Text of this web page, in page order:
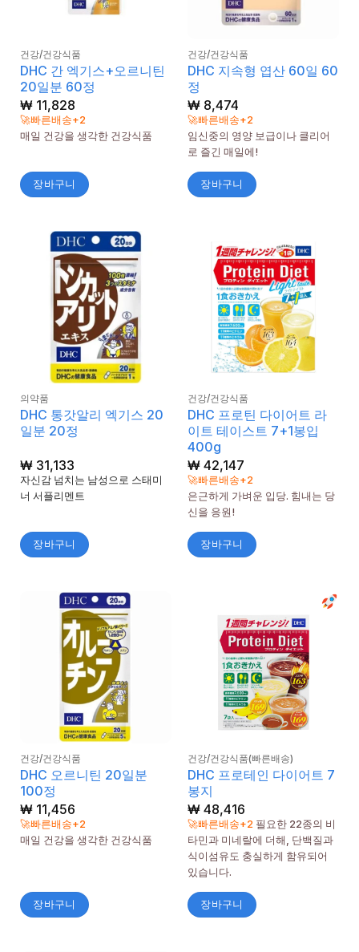
건강/건강식품
DHC 간 엑기스+오르니틴
20일분 60정
₩11,828
🚀빠른배송+2
매일 건강을 생각한 건강식품
장바구니
건강/건강식품
DHC 지속형 엽산 60일 60
정
₩8,474
🚀빠른배송+2
임신중의 영양 보급이나 클리어
로 즐긴 매일에!
장바구니
의약품
DHC 통갓알리 엑기스 20
일분 20정
₩31,133
자신감 넘치는 남성으로 스태미
너 서플리멘트
장바구니
건강/건강식품
DHC 프로틴 다이어트 라
이트 테이스트 7+1봉입
400g
₩42,147
🚀빠른배송+2
은근하게 가벼운 입당. 힘내는 당
신을 응원!
장바구니
건강/건강식품
DHC 오르니틴 20일분
100정
₩11,456
🚀빠른배송+2
매일 건강을 생각한 건강식품
장바구니
건강/건강식품(빠른배송)
DHC 프로테인 다이어트 7
봉지
₩48,416
🚀빠른배송+2필요한 22종의 비
타민과 미네랄에 더해, 단백질과
식이섬유도 충실하게 함유되어
있습니다.
장바구니